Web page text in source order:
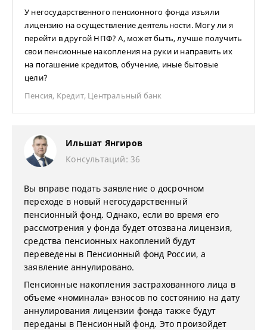
У негосударственного пенсионного фонда изъяли
лицензию на осуществление деятельности. Могу ли я
перейти в другой НПФ? А, может быть, лучше получить
свои пенсионные накопления на руки и направить их
на погашение кредитов, обучение, иные бытовые
цели?
Пенсия, Кредит, Центральный банк
Ильшат Янгиров
Консультаций: 36
Вы вправе подать заявление о досрочном
переходе в новый негосударственный
пенсионный фонд. Однако, если во время его
рассмотрения у фонда будет отозвана лицензия,
средства пенсионных накоплений будут
переведены в Пенсионный фонд России, а
заявление аннулировано.
Пенсионные накопления застрахованного лица в
объеме «номинала» взносов по состоянию на дату
аннулирования лицензии фонда также будут
переданы в Пенсионный фонд. Это произойдет